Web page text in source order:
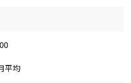
平均